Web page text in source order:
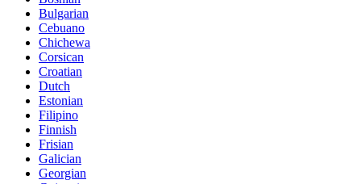
Bulgarian
Cebuano
Chichewa
Corsican
Croatian
Dutch
Estonian
Filipino
Finnish
Frisian
Galician
Georgian